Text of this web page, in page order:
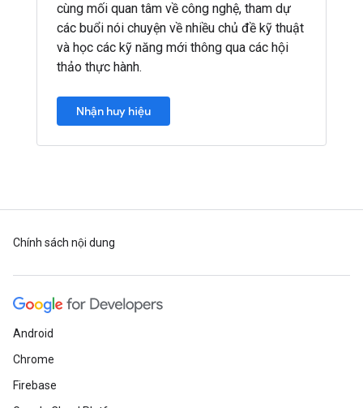
cùng mối quan tâm về công nghệ, tham dự
các buổi nói chuyện về nhiều chủ đề kỹ thuật
và học các kỹ năng mới thông qua các hội
thảo thực hành.
Nhận huy hiệu
Chính sách nội dung
Android
Chrome
Firebase